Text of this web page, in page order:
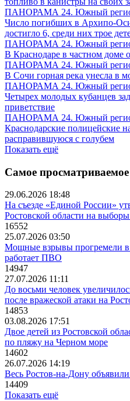
ПАНОРАМА 24. Южный
Число погибших в Архипо-
достигло 6, среди них трое
ПАНОРАМА 24. Южный
В Краснодаре в частном
ПАНОРАМА 24. Южный
В Сочи горная река унесла в
ПАНОРАМА 24. Южный
Четырех молодых кубанцев
приветствие
ПАНОРАМА 24. Южный
Краснодарские полицейские
расправившуюся с голубем
Показать ещё
Самое просматриваемое
29.06.2026 18:48
На съезде «Единой России»
Ростовской области на
16552
25.07.2026 03:50
Мощные взрывы прогремели в
работает ПВО
14947
27.07.2026 11:11
До восьми человек
после вражеской атаки на
14853
03.08.2026 17:51
Двое детей из Ростовской
по пляжу на Черном море
14602
26.07.2026 14:19
Весь Ростов-на-Дону
14409
Показать ещё